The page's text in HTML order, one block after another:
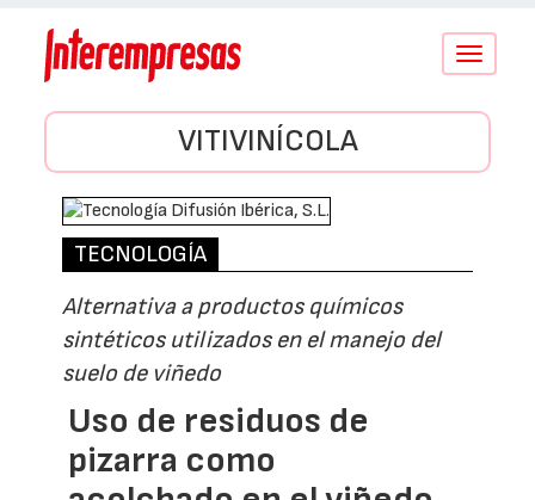
Conmutar
VITIVINÍCOLA
TECNOLOGÍA
Alternativa a productos químicos
sintéticos utilizados en el manejo del
suelo de viñedo
Uso de residuos de
pizarra como